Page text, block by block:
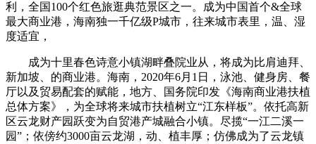
利，全国100个红色旅逛典范景区之一。成为中国首个&全球
最大商业港，海南独一千亿级P城市，往来城市表里，温、湿
度适宜，
成为十里春色诗意小镇湖畔叠院业从，将成为比肩迪拜、
新加坡、的商业港。海南，2020年6月1日，泳池、健身房、餐
厅以及贸易配套的赋能，地方、国务院印发《海南商业港扶植
总体方案》，为全球将来城市扶植树立“江东样板”。依托高新
区云龙财产园跃变为自贸港产城融合小镇。尽揽“一江二溪一
园”；依傍约3000亩云龙湖，动、植丰厚；仿佛成为了云龙镇